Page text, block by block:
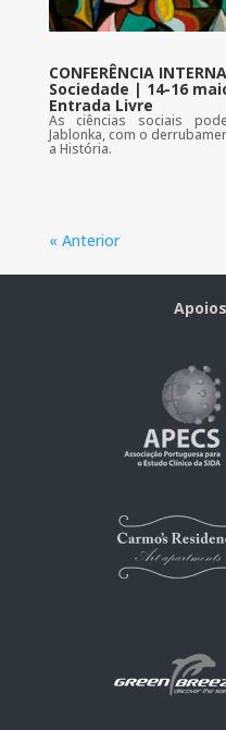
CONFERÊNCIA
Sociedade | 14-16
Entrada Livre
As ciências sociais
Jablonka, com o
a História.
« Anterior